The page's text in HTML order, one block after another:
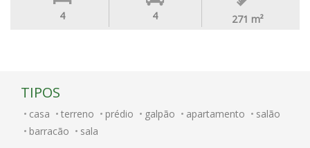
4 4 271 m²
TIPOS
casa terreno prédio galpão apartamento
salão
barracão
sala